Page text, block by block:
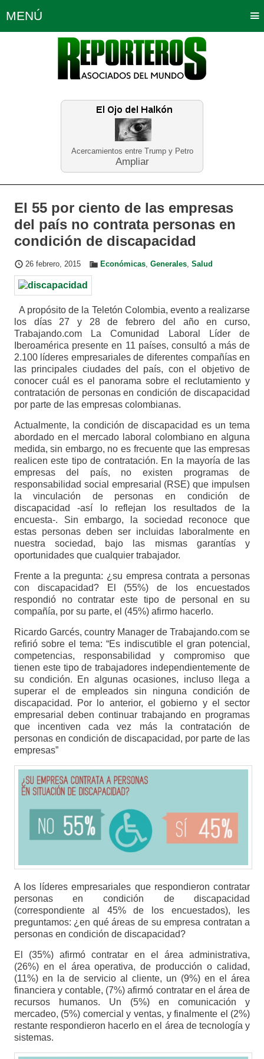
Acercamientos entre Trump y Petro
Ampliar
MENÚ
Política Opinión Bogotá
Planeta Tierra Deportes
Educación Neira
El 55 por ciento de las empresas
del país no contrata personas en
condición de discapacidad
26 febrero, 2015 Económicas, Generales, Salud
A propósito de la Teletón Colombia, evento a realizarse
los días 27 y 28 de febrero del año en curso,
Trabajando.com La Comunidad Laboral Líder de
Iberoamérica presente en 11 países, consultó a más de
2.100 líderes empresariales de diferentes compañías en
las principales ciudades del país, con el objetivo de
conocer cuál es el panorama sobre el reclutamiento y
contratación de personas en condición de discapacidad
por parte de las empresas colombianas.
Actualmente, la condición de discapacidad es un tema
abordado en el mercado laboral colombiano en alguna
medida, sin embargo, no es frecuente que las empresas
realicen este tipo de contratación. En la mayoría de las
empresas del país, no existen programas de
responsabilidad social empresarial (RSE) que impulsen
la vinculación de personas en condición de
discapacidad -así lo reflejan los resultados de la
encuesta-. Sin embargo, la sociedad reconoce que
estas personas deben ser incluidas laboralmente en
nuestra sociedad, bajo las mismas garantías y
oportunidades que cualquier trabajador.
Frente a la pregunta: ¿su empresa contrata a personas
con discapacidad? El (55%) de los encuestados
respondió no contratar este tipo de personal en su
compañía, por su parte, el (45%) afirmo hacerlo.
Ricardo Garcés, country Manager de Trabajando.com se
refirió sobre el tema: “Es indiscutible el gran potencial,
competencias, responsabilidad y compromiso que
tienen este tipo de trabajadores independientemente de
su condición. En algunas ocasiones, incluso llega a
superar el de empleados sin ninguna condición de
discapacidad. Por lo anterior, el gobierno y el sector
empresarial deben continuar trabajando en programas
que incentiven cada vez más la contratación de
personas en condición de discapacidad, por parte de las
empresas”
A los líderes empresariales que respondieron contratar
personas en condición de discapacidad
(correspondiente al 45% de los encuestados), les
preguntamos: ¿en qué áreas de su empresa contratan a
personas en condición de discapacidad?
El (35%) afirmó contratar en el área administrativa,
(26%) en el área operativa, de producción o calidad,
(11%) en la de servicio al cliente, un (9%) en el área
financiera y contable, (7%) afirmó contratar en el área de
recursos humanos. Un (5%) en comunicación y
mercadeo, (5%) comercial y ventas, y finalmente el (2%)
restante respondieron hacerlo en el área de tecnología y
sistemas.